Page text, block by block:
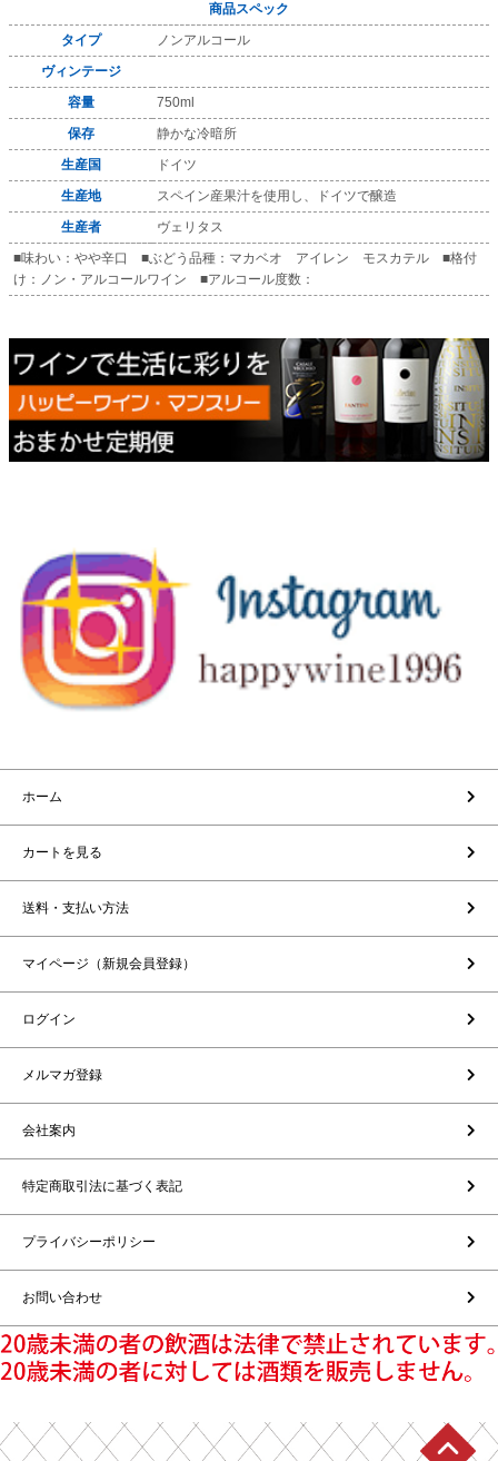
商品スペック
タイプ
ノンアルコール
ヴィンテージ
容量
750ml
保存
静かな冷暗所
生産国
ドイツ
生産地
スペイン産果汁を使用し、ドイツで醸造
生産者
ヴェリタス
■味わい：やや辛口 ■ぶどう品種：マカベオ アイレン モスカテル ■格付
け：ノン・アルコールワイン ■アルコール度数：
ホーム
カートを見る
送料・支払い方法
マイページ（新規会員登録）
ログイン
メルマガ登録
会社案内
特定商取引法に基づく表記
プライバシーポリシー
お問い合わせ